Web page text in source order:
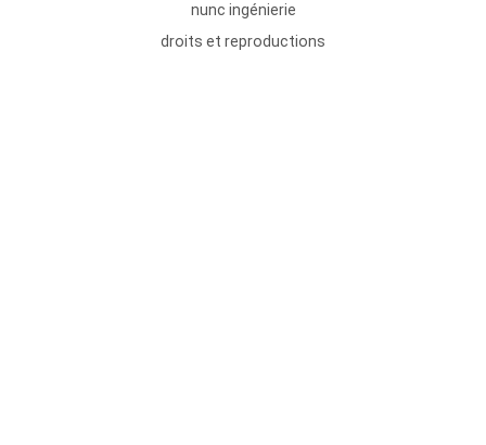
nunc ingénierie
droits et reproductions